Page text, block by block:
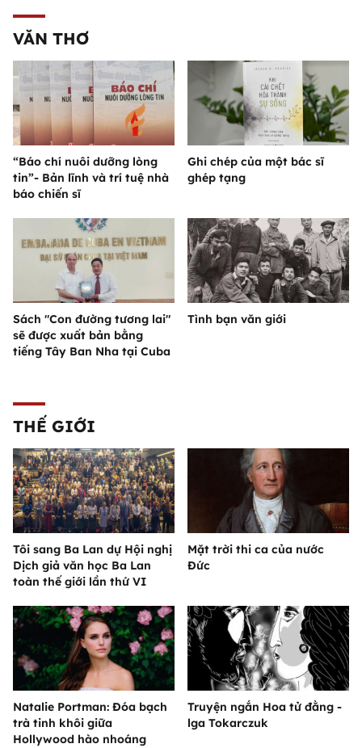
VĂN THƠ
“Báo chí nuôi dưỡng lòng
tin”- Bản lĩnh và trí tuệ nhà
báo chiến sĩ
Ghi chép của một bác sĩ
ghép tạng
Sách "Con đường tương lai"
sẽ được xuất bản bằng
tiếng Tây Ban Nha tại Cuba
Tình bạn văn giới
THẾ GIỚI
Tôi sang Ba Lan dự Hội nghị
Dịch giả văn học Ba Lan
toàn thế giới lần thứ VI
Mặt trời thi ca của nước
Đức
Natalie Portman: Đóa bạch
trà tinh khôi giữa
Hollywood hào nhoáng
Truyện ngắn Hoa tử đằng -
lga Tokarczuk